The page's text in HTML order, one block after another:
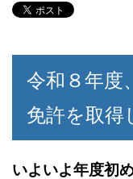
令和８年度
免許を取得
いよいよ年度初